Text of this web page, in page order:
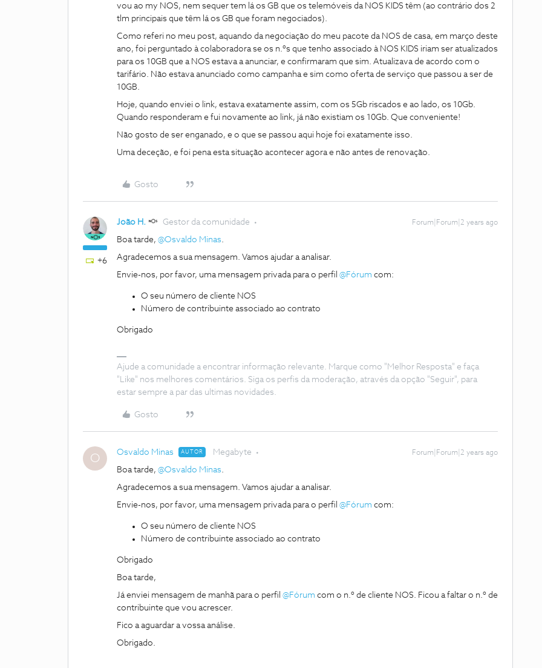
vou ao my NOS, nem sequer tem lá os GB que os telemóveis da NOS KIDS têm (ao contrário dos 2
tlm principais que têm lá os GB que foram negociados).
Como referi no meu post, aquando da negociação do meu pacote da NOS de casa, em março deste
ano, foi perguntado à colaboradora se os n.ºs que tenho associado à NOS KIDS iriam ser atualizados
para os 10GB que a NOS estava a anunciar, e confirmaram que sim. Atualizava de acordo com o
tarifário. Não estava anunciado como campanha e sim como oferta de serviço que passou a ser de
10GB.
Hoje, quando enviei o link, estava exatamente assim, com os 5Gb riscados e ao lado, os 10Gb.
Quando responderam e fui novamente ao link, já não existiam os 10Gb. Que conveniente!
Não gosto de ser enganado, e o que se passou aqui hoje foi exatamente isso.
Uma deceção, e foi pena esta situação acontecer agora e não antes de renovação.
Gosto
+6
João H. Gestor da comunidade Forum|Forum|2 years ago
Boa tarde, @Osvaldo Minas.
Agradecemos a sua mensagem. Vamos ajudar a analisar.
Envie-nos, por favor, uma mensagem privada para o perfil @Fórum com:
O seu número de cliente NOS
Número de contribuinte associado ao contrato
Obrigado
Ajude a comunidade a encontrar informação relevante. Marque como "Melhor Resposta" e faça
"Like" nos melhores comentários. Siga os perfis da moderação, através da opção "Seguir", para
estar sempre a par das ultimas novidades.
Gosto
O Osvaldo Minas AUTOR Megabyte Forum|Forum|2 years ago
Boa tarde, @Osvaldo Minas.
Agradecemos a sua mensagem. Vamos ajudar a analisar.
Envie-nos, por favor, uma mensagem privada para o perfil @Fórum com:
O seu número de cliente NOS
Número de contribuinte associado ao contrato
Obrigado
Boa tarde,
Já enviei mensagem de manhã para o perfil @Fórum com o n.º de cliente NOS. Ficou a faltar o n.º de
contribuinte que vou acrescer.
Fico a aguardar a vossa análise.
Obrigado.